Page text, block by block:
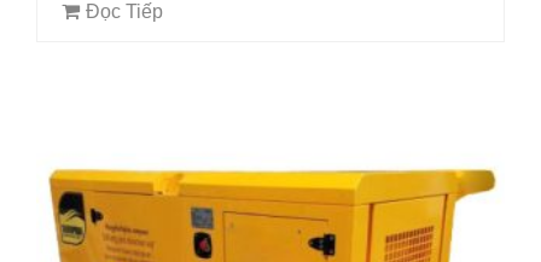
Đọc Tiếp